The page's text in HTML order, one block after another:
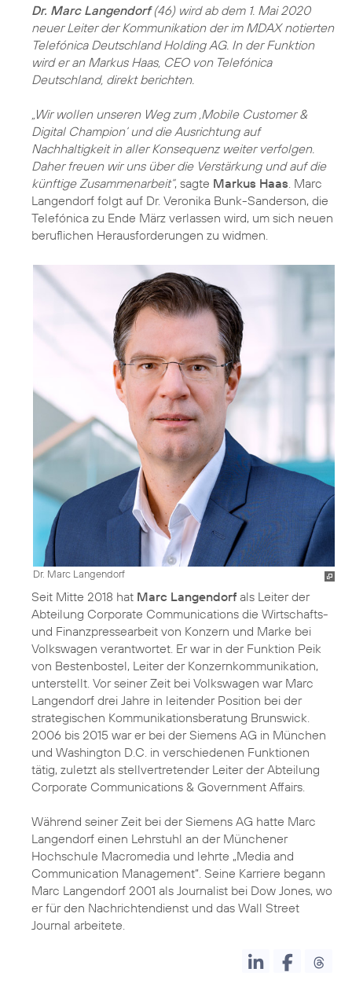
Dr. Marc Langendorf(46) wird ab dem 1. Mai 2020
neuer Leiter der Kommunikation der im MDAX notierten
Telefónica Deutschland Holding AG. In der Funktion
wird er an Markus Haas, CEO von Telefónica
Deutschland, direkt berichten.
„Wir wollen unseren Weg zum ,Mobile Customer &
Digital Champion‘ und die Ausrichtung auf
Nachhaltigkeit in aller Konsequenz weiter verfolgen.
Daher freuen wir uns über die Verstärkung und auf die
künftige Zusammenarbeit“, sagte Markus Haas . Marc
Langendorf folgt auf Dr. Veronika Bunk-Sanderson, die
Telefónica zu Ende März verlassen wird, um sich neuen
beruflichen Herausforderungen zu widmen.
Dr. Marc Langendorf
Seit Mitte 2018 hat Marc Langendorf als Leiter der
Abteilung Corporate Communications die Wirtschafts-
und Finanzpressearbeit von Konzern und Marke bei
Volkswagen verantwortet. Er war in der Funktion Peik
von Bestenbostel, Leiter der Konzernkommunikation,
unterstellt. Vor seiner Zeit bei Volkswagen war Marc
Langendorf drei Jahre in leitender Position bei der
strategischen Kommunikationsberatung Brunswick.
2006 bis 2015 war er bei der Siemens AG in München
und Washington D.C. in verschiedenen Funktionen
tätig, zuletzt als stellvertretender Leiter der Abteilung
Corporate Communications & Government Affairs.
Während seiner Zeit bei der Siemens AG hatte Marc
Langendorf einen Lehrstuhl an der Münchener
Hochschule Macromedia und lehrte „Media and
Communication Management“. Seine Karriere begann
Marc Langendorf 2001 als Journalist bei Dow Jones, wo
er für den Nachrichtendienst und das Wall Street
Journal arbeitete.